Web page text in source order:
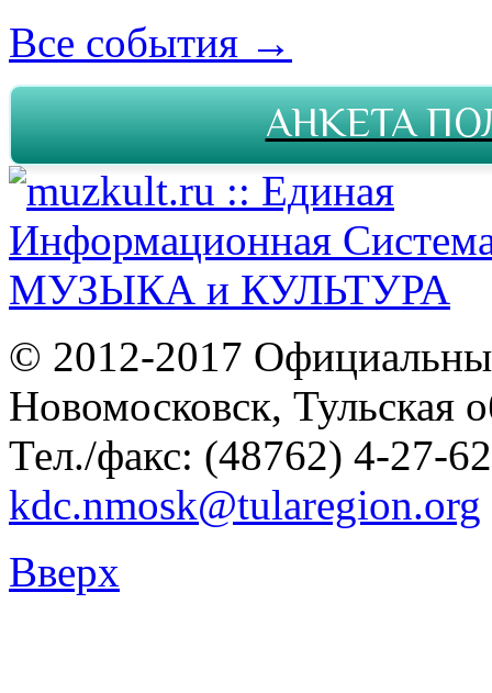
Все события →
АНКЕТА
© 2012-2017
Новомосковск, Тульская
Тел./факс: (48762) 4-27-
kdc.nmosk@tularegion.org
Вверх